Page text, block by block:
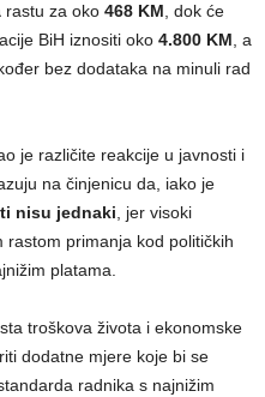
rastu za oko 468 KM, dok će
BiH iznositi oko 4.800 KM, a
bez dodataka na minuli rad
je različite reakcije u javnosti i
na činjenicu da, iako je
nisu jednaki, jer visoki
rastom primanja kod političkih
platama.
troškova života i ekonomske
dodatne mjere koje bi se
radnika s najnižim